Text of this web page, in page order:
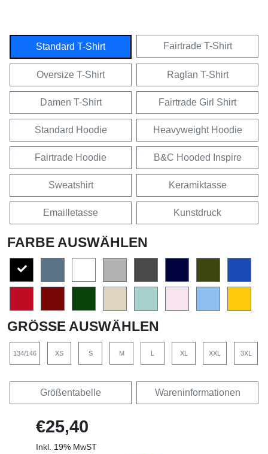
Standard T-Shirt Fairtrade T-Shirt
Oversize T-Shirt Raglan T-Shirt
Damen T-Shirt Fairtrade Girl Shirt
Standard Hoodie Heavyweight Hoodie
Fairtrade Hoodie B&C Hooded Inspire
Sweatshirt Keramiktasse
Emailletasse Kunstdruck
FARBE AUSWÄHLEN
GRÖSSE AUSWÄHLEN
134/146 XS S M L XL XXL 3XL
Größentabelle Wareninformationen
€25,40
Inkl. 19% MwST